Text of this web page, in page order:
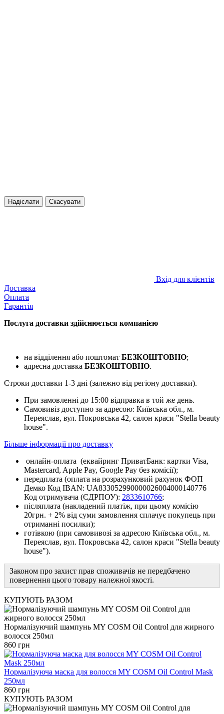
Надіслати Скасувати
Вхід для клієнтів
Доставка
Оплата
Гарантія
Послуга доставки здійснюється компанією
на відділення або поштомат БЕЗКОШТОВНО;
адресна доставка БЕЗКОШТОВНО.
Строки доставки 1-3 дні (залежно від регіону доставки).
При замовленні до 15:00 відправка в той же день.
Самовивіз доступно за адресою: Київська обл., м.
Переяслав, вул. Покровська 42, салон краси "Stella beauty
house".
Більше інформації про доставку
онлайн-оплата (еквайринг ПриватБанк: картки Visa,
Mastercard, Apple Pay, Google Pay без комісії);
передплата (оплата на розрахунковий рахунок ФОП
Демко Код IBAN: UA833052990000026004000140776
Код отримувача (ЄДРПОУ): 2833610766;
післяплата (накладений платіж, при цьому комісію
20грн. + 2% від суми замовлення сплачує покупець при
отриманні посилки);
готівкою (при самовивозі за адресою Київська обл., м.
Переяслав, вул. Покровська 42, салон краси "Stella beauty
house").
Законом про захист прав споживачів не передбачено
повернення цього товару належної якості.
КУПУЮТЬ РАЗОМ
Нормалізуючий шампунь MY COSM Oil Control для жирного
волосся 250мл
860 грн
Нормалізуюча маска для волосся MY COSM Oil Control Mask
250мл
860 грн
КУПУЮТЬ РАЗОМ